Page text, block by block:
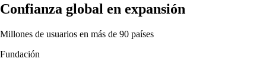
Confianza global en expansión
Millones de usuarios en más de 90 países
Fundación